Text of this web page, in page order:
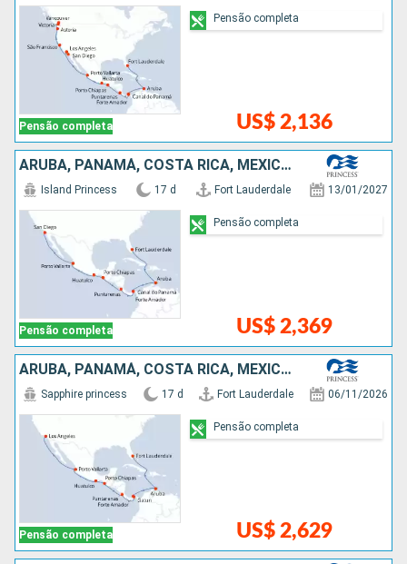
Pensão completa US$ 2,136
Pensão completa
ARUBA, PANAMÁ, COSTA RICA, MÉXICO, ESTADOS UNIDOS
Pensão completa
Island Princess 17 d Fort Lauderdale 13/01/2027
US$ 2,369
Pensão completa
ARUBA, PANAMÁ, COSTA RICA, MÉXICO, ESTADOS UNIDOS
Pensão completa
Sapphire princess 17 d Fort Lauderdale 06/11/2026
US$ 2,629
Pensão completa